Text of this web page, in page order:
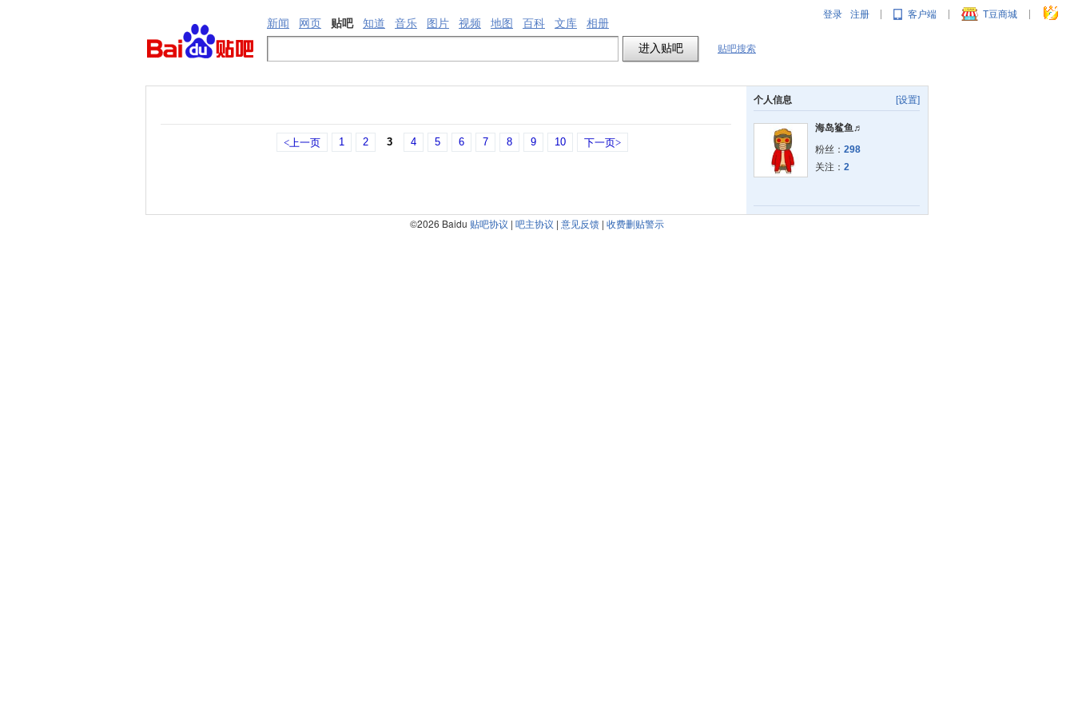
登录 注册 | 客户端 | T豆商城 |
新闻 网页 贴吧 知道 音乐 图片 视频 地图 百科 文库 相册
贴吧搜索
<上一页 1 2 3 4 5 6 7 8 9 10 下一页>
[设置]
个人信息
海岛鲨鱼♬
粉丝： 298
关注： 2
©2026 Baidu 贴吧协议 | 吧主协议 | 意见反馈 | 收费删贴警示